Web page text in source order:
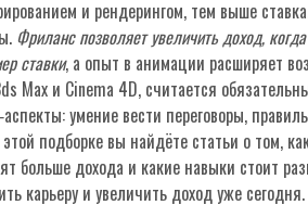
и рендерингом, тем выше
Фриланс позволяет увеличить доход,
ставки, а опыт в анимации расширяет
Max и Cinema 4D, считается
умение вести переговоры,
подборке вы найдёте статьи о том,
больше дохода и какие навыки стоит
карьеру и увеличить доход уже